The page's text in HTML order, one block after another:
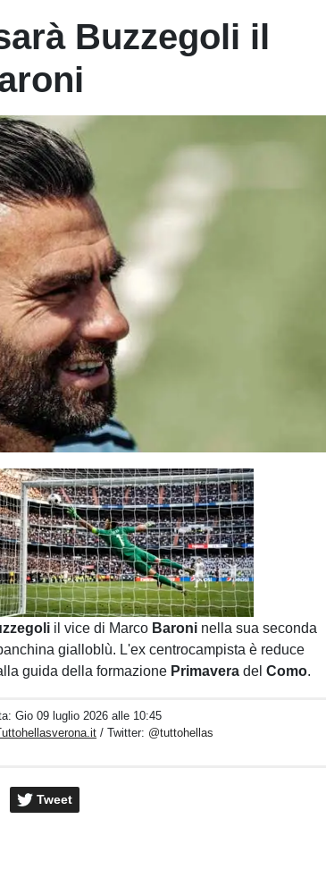
Buzzegoli il
Unmute
Loaded:
100.00%
il vice di Marco Baroni nella sua seconda
gialloblù. L'ex centrocampista è reduce
guida della formazione PrimaveradelComo.
Gio 09 luglio 2026 alle 10:45
/ Twitter: @tuttohellas
Tweet